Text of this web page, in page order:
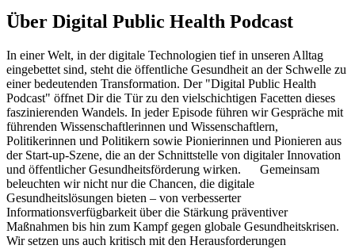
Über Digital Public Health Podcast
In einer Welt, in der digitale Technologien tief in unseren Alltag
eingebettet sind, steht die öffentliche Gesundheit an der Schwelle zu
einer bedeutenden Transformation. Der "Digital Public Health
Podcast" öffnet Dir die Tür zu den vielschichtigen Facetten dieses
faszinierenden Wandels. In jeder Episode führen wir Gespräche mit
führenden Wissenschaftlerinnen und Wissenschaftlern,
Politikerinnen und Politikern sowie Pionierinnen und Pionieren aus
der Start-up-Szene, die an der Schnittstelle von digitaler Innovation
und öffentlicher Gesundheitsförderung wirken. Gemeinsam
beleuchten wir nicht nur die Chancen, die digitale
Gesundheitslösungen bieten – von verbesserter
Informationsverfügbarkeit über die Stärkung präventiver
Maßnahmen bis hin zum Kampf gegen globale Gesundheitskrisen.
Wir setzen uns auch kritisch mit den Herausforderungen